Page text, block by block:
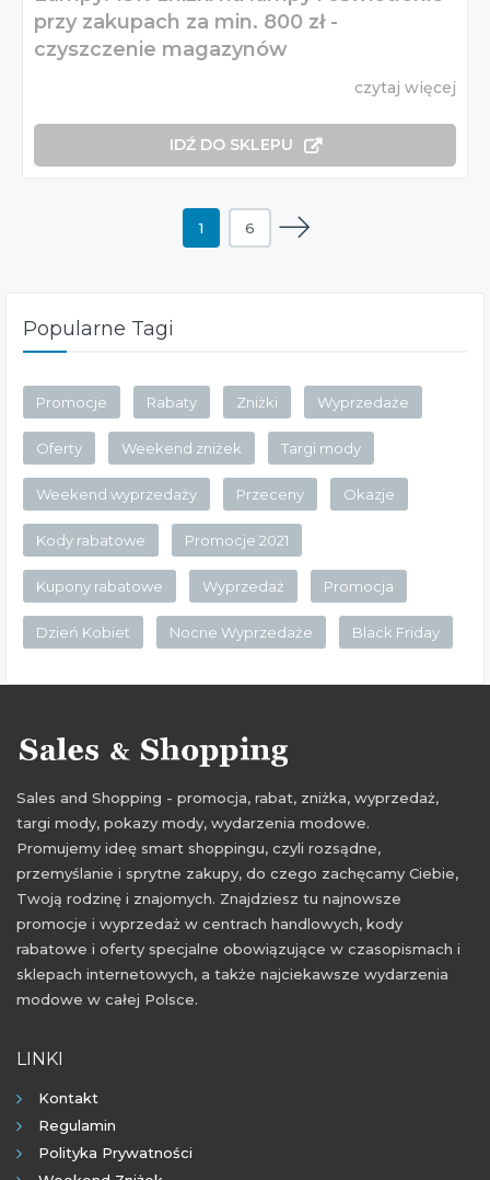
przy zakupach za min. 800 zł -
czyszczenie magazynów
czytaj więcej
IDŹ DO SKLEPU
1 6
Popularne Tagi
Promocje Rabaty Zniżki Wyprzedaże
Oferty Weekend zniżek Targi mody
Weekend wyprzedaży Przeceny Okazje
Kody rabatowe Promocje 2021
Kupony rabatowe Wyprzedaż Promocja
Dzień Kobiet Nocne Wyprzedaże Black Friday
Sales and Shopping - promocja, rabat, zniżka, wyprzedaż,
targi mody, pokazy mody, wydarzenia modowe.
Promujemy ideę smart shoppingu, czyli rozsądne,
przemyślanie i sprytne zakupy, do czego zachęcamy Ciebie,
Twoją rodzinę i znajomych. Znajdziesz tu najnowsze
promocje i wyprzedaż w centrach handlowych, kody
rabatowe i oferty specjalne obowiązujące w czasopismach i
sklepach internetowych, a także najciekawsze wydarzenia
modowe w całej Polsce.
LINKI
Kontakt
Regulamin
Polityka Prywatności